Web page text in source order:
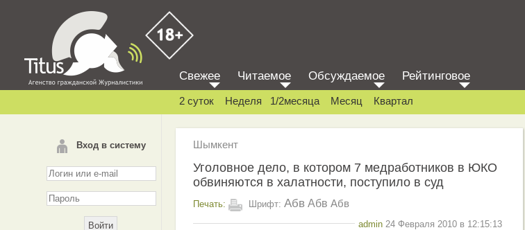
Вход в систему
Свежее Читаемое Обсуждаемое Рейтинговое
2 суток Неделя 1/2месяца Месяц Квартал
Шымкент
Уголовное дело, в котором 7 медработников в ЮКО
обвиняются в халатности, поступило в суд
Печать: Шрифт: Абв Абв Абв
admin 24 Февраля 2010 в 12:15:13